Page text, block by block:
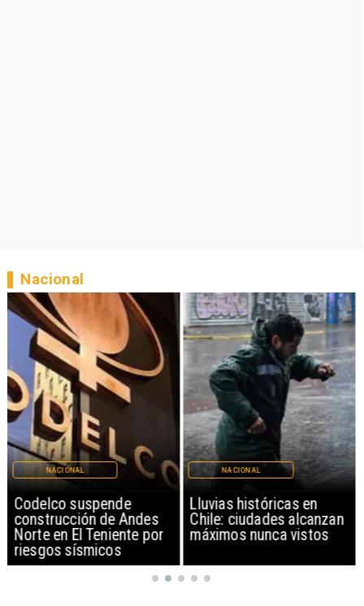
Codelco suspende
construcción de Andes
Norte en El Teniente por
riesgos sísmicos
NACIONAL
Lluvias históricas en
Chile: ciudades alcanzan
máximos nunca vistos
NACIONAL
Nacional